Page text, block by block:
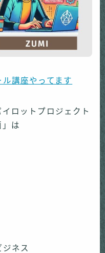
講座やってます
ロットプロジェクト
は
ネス